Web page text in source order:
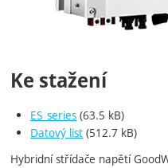
Ke stažení
ES_series (63.5 kB)
Datový list (512.7 kB)
Hybridní střídače napětí